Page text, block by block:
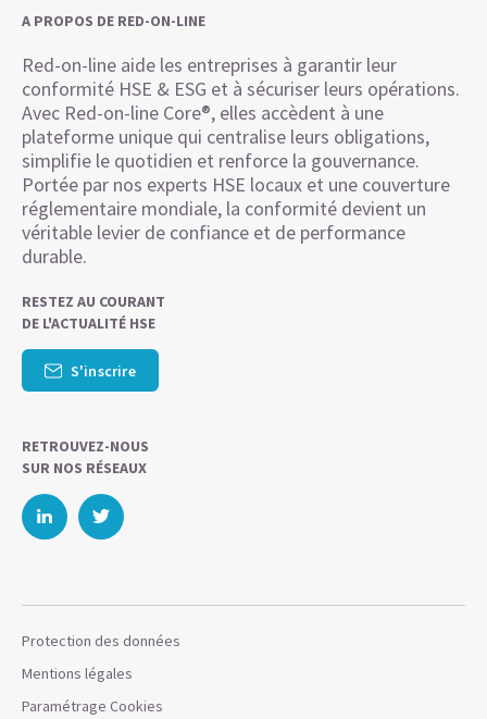
A PROPOS DE RED-ON-LINE
Red-on-line aide les entreprises à garantir leur
conformité HSE & ESG et à sécuriser leurs opérations.
Avec Red-on-line Core®, elles accèdent à une
plateforme unique qui centralise leurs obligations,
simplifie le quotidien et renforce la gouvernance.
Portée par nos experts HSE locaux et une couverture
réglementaire mondiale, la conformité devient un
véritable levier de confiance et de performance
durable.
RESTEZ AU COURANT
DE L'ACTUALITÉ HSE
S'inscrire
RETROUVEZ-NOUS
SUR NOS RÉSEAUX
Protection des données
Mentions légales
Paramétrage Cookies